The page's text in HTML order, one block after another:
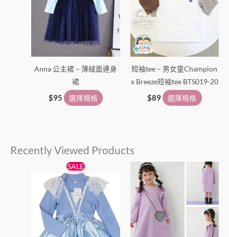
Anna 公主裙 – 薄絨面連身
裙
$95 選擇規格
選
短袖tee – 男女童Champion
x Breeze短袖tee BTS019-20
$89 選擇規格
選
擇
項
Recently Viewed Products
SALE
始
價
格：
$148。
目
前
價
格：
$128。
多
種
此
品
有
多
種